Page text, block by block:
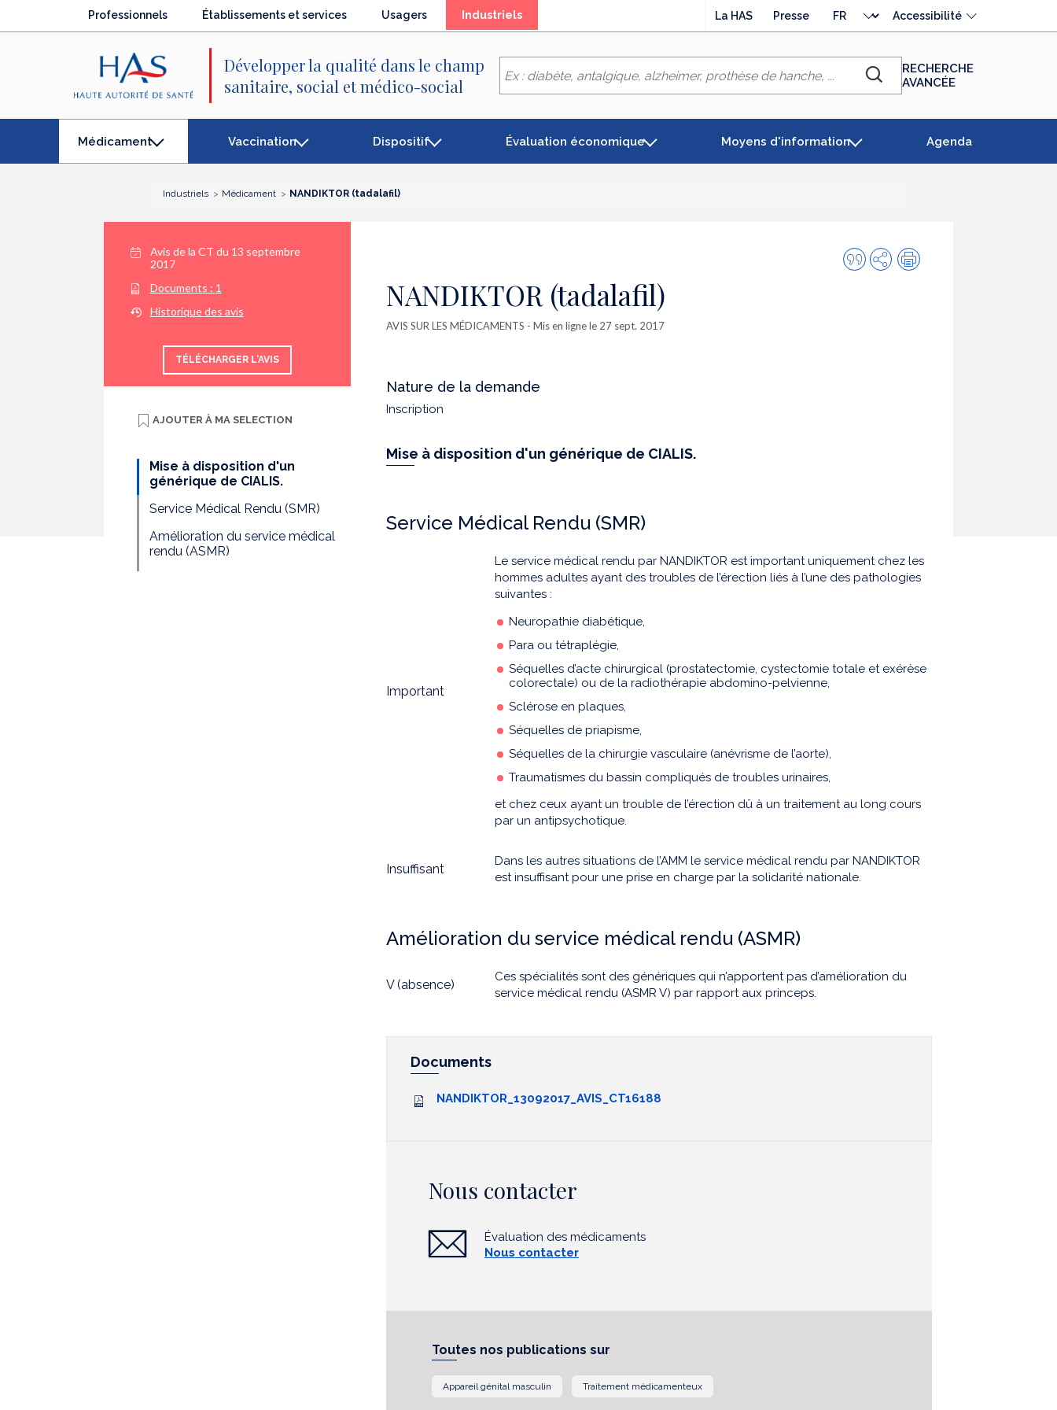
Professionnels Établissements et services Usagers Industriels(élément
La HAS Presse
langue
Accessibilité
Développer la qualité dans le champ
sanitaire, social et médico-social
Chercher
RECHERCHE
AVANCÉE
Médicament
(élément
séléctionné)
Vaccination Dispositif Évaluation économique Moyens d'information Agenda
Industriels Médicament NANDIKTOR (tadalafil)
Avis de la CT du 13 septembre
2017
Documents : 1
Historique des avis
TÉLÉCHARGER L'AVIS
AJOUTER À MA SELECTION
Mise à disposition d'un
générique de CIALIS.
Service Médical Rendu (SMR)
Amélioration du service médical
rendu (ASMR)
Citer
cette
PartagerImpression
NANDIKTOR (tadalafil)
AVIS SUR LES MÉDICAMENTS - Mis en ligne le 27 sept. 2017
Nature de la demande
Inscription
Mise à disposition d'un générique de CIALIS.
Service Médical Rendu (SMR)
Important
Le service médical rendu par NANDIKTOR est important uniquement chez les
hommes adultes ayant des troubles de l’érection liés à l’une des pathologies
suivantes :
Neuropathie diabétique,
Para ou tétraplégie,
Séquelles d’acte chirurgical (prostatectomie, cystectomie totale et exérèse
colorectale) ou de la radiothérapie abdomino-pelvienne,
Sclérose en plaques,
Séquelles de priapisme,
Séquelles de la chirurgie vasculaire (anévrisme de l’aorte),
Traumatismes du bassin compliqués de troubles urinaires,
et chez ceux ayant un trouble de l’érection dû à un traitement au long cours
par un antipsychotique.
Insuffisant
Dans les autres situations de l’AMM le service médical rendu par NANDIKTOR
est insuffisant pour une prise en charge par la solidarité nationale.
Amélioration du service médical rendu (ASMR)
V (absence)
Ces spécialités sont des génériques qui n’apportent pas d’amélioration du
service médical rendu (ASMR V) par rapport aux princeps.
Documents
NANDIKTOR_13092017_AVIS_CT16188
Nous contacter
Évaluation des médicaments
Nous contacter
Toutes nos publications sur
Appareil génital masculin Traitement médicamenteux